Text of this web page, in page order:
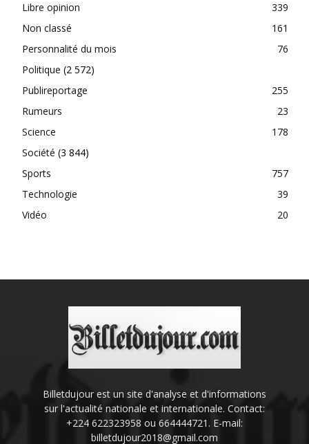
Libre opinion
339
Non classé
161
Personnalité du mois
76
Politique (2 572)
Publireportage
255
Rumeurs
23
Science
178
Société (3 844)
Sports
757
Technologie
39
Vidéo
20
Billetdujour est un site d'analyse et d'informations
sur l'actualité nationale et internationale. Contact:
+224 622323958 ou 664444721. E-mail:
billetdujour2018@gmail.com